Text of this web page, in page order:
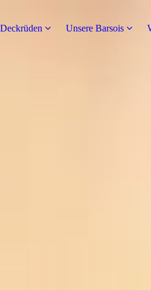
Deckrüden Unsere Barsois